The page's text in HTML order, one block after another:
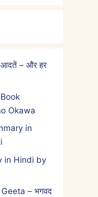
आदतें – और हर
Okawa
in
in Hindi by
– भगवद